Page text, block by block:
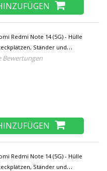
Redmi Note 14 (5G) - Hülle
Ständer und
- Pop-Grip-Cover - Rosa
Bewertungen
Redmi Note 14 (5G) - Hülle
Ständer und